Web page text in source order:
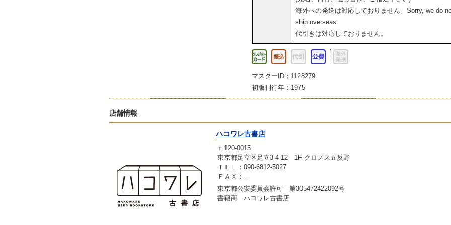
海外への発送は対応しておりません。Sorry, we do
ship overseas.
代引きは対応しておりません。
マスターID：1128279
初版刊行年：1975
店舗情報
ハコワレ古書店
〒120-0015
東京都足立区足立3-4-12 1F クロノス五反野
ＴＥＬ：090-6812-5027
ＦＡＸ：--
東京都公安委員会許可 第305472422092号
書籍商 ハコワレ古書店